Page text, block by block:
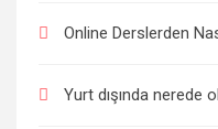
Online Derslerden
Yurt dışında nerede